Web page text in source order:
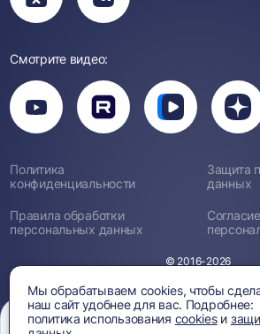
ПРИМЕНИТЬ
ЗАКРЫТЬ
ЗАКРЫТЬ
ЗАКРЫТЬ
Мы обрабатываем cookies, чтобы
наш сайт удобнее для вас. Подробнее:
политика использования cookiesи
в
группу
в
группу
Смотрите видео:
Вы
перейдете
на
канал
Вы
перейдете
Вы
перейдете
Вы
Политика
конфиденциальности
Защита
данных
Правила обработки
персональных данных
© 2016-2026